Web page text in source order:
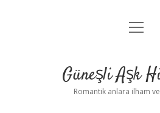
Anasayfa
Yasal
menüyü
Güneşli Aşk
Romantik anlara ilham